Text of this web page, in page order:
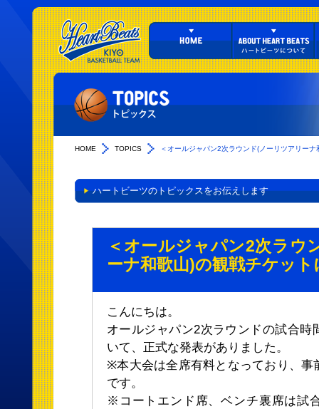
HOME TOPICS ＜オールジャパン2次ラウンド(ノーリツアリーナ
ハートビーツのトピックスをお伝えします
＜オールジャパン2次ラウ
ーナ和歌山)の観戦チケッ
こんにちは。
オールジャパン2次ラウンドの試合時
いて、正式な発表がありました。
※本大会は全席有料となっており、事
です。
※コートエンド席、ベンチ裏席は試